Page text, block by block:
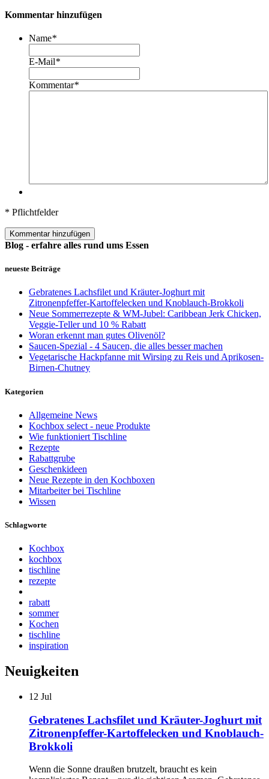
Kommentar hinzufügen
Name*
E-Mail*
Kommentar*
* Pflichtfelder
Kommentar hinzufügen
Blog - erfahre alles rund ums Essen
neueste Beiträge
Gebratenes Lachsfilet und Kräuter-Joghurt mit
Zitronenpfeffer-Kartoffelecken und Knoblauch-Brokkoli
Neue Sommerrezepte & WM-Jubel: Caribbean Jerk Chicken,
Veggie-Teller und 10 % Rabatt
Woran erkennt man gutes Olivenöl?
Saucen-Spezial - 4 Saucen, die alles besser machen
Vegetarische Hackpfanne mit Wirsing zu Reis und Aprikosen-
Birnen-Chutney
Kategorien
Allgemeine News
Kochbox select - neue Produkte
Wie funktioniert Tischline
Rezepte
Rabattgrube
Geschenkideen
Neue Rezepte in den Kochboxen
Mitarbeiter bei Tischline
Wissen
Schlagworte
Kochbox
kochbox
tischline
rezepte
rabatt
sommer
Kochen
tischline
inspiration
Neuigkeiten
12 Jul
Gebratenes Lachsfilet und Kräuter-Joghurt mit
Zitronenpfeffer-Kartoffelecken und Knoblauch-
Brokkoli
Wenn die Sonne draußen brutzelt, braucht es kein